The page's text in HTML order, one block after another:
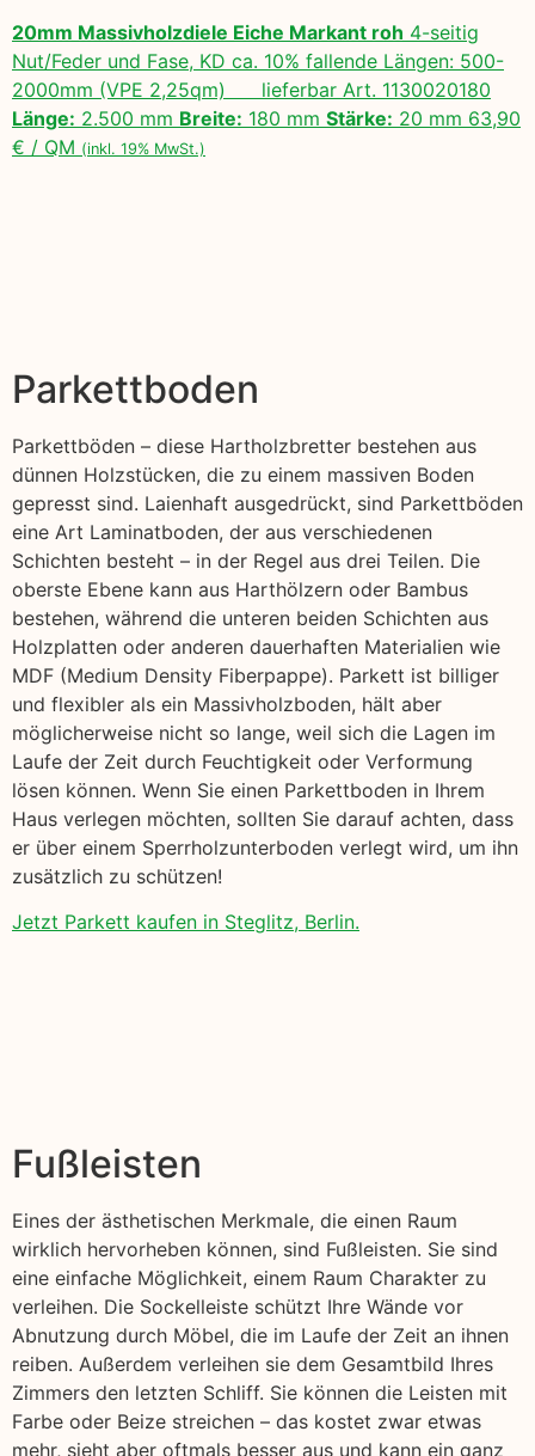
20mm Massivholzdiele Eiche Markant roh 4-seitig
Nut/Feder und Fase, KD ca. 10% fallende Längen: 500-
2000mm (VPE 2,25qm) lieferbar Art. 1130020180
Länge: 2.500 mm Breite: 180 mm Stärke: 20 mm 63,90
€ / QM (inkl. 19% MwSt.)
Parkettboden
Parkettböden – diese Hartholzbretter bestehen aus
dünnen Holzstücken, die zu einem massiven Boden
gepresst sind. Laienhaft ausgedrückt, sind Parkettböden
eine Art Laminatboden, der aus verschiedenen
Schichten besteht – in der Regel aus drei Teilen. Die
oberste Ebene kann aus Harthölzern oder Bambus
bestehen, während die unteren beiden Schichten aus
Holzplatten oder anderen dauerhaften Materialien wie
MDF (Medium Density Fiberpappe). Parkett ist billiger
und flexibler als ein Massivholzboden, hält aber
möglicherweise nicht so lange, weil sich die Lagen im
Laufe der Zeit durch Feuchtigkeit oder Verformung
lösen können. Wenn Sie einen Parkettboden in Ihrem
Haus verlegen möchten, sollten Sie darauf achten, dass
er über einem Sperrholzunterboden verlegt wird, um ihn
zusätzlich zu schützen!
Jetzt Parkett kaufen in Steglitz, Berlin.
Fußleisten
Eines der ästhetischen Merkmale, die einen Raum
wirklich hervorheben können, sind Fußleisten. Sie sind
eine einfache Möglichkeit, einem Raum Charakter zu
verleihen. Die Sockelleiste schützt Ihre Wände vor
Abnutzung durch Möbel, die im Laufe der Zeit an ihnen
reiben. Außerdem verleihen sie dem Gesamtbild Ihres
Zimmers den letzten Schliff. Sie können die Leisten mit
Farbe oder Beize streichen – das kostet zwar etwas
mehr, sieht aber oftmals besser aus und kann ein ganz